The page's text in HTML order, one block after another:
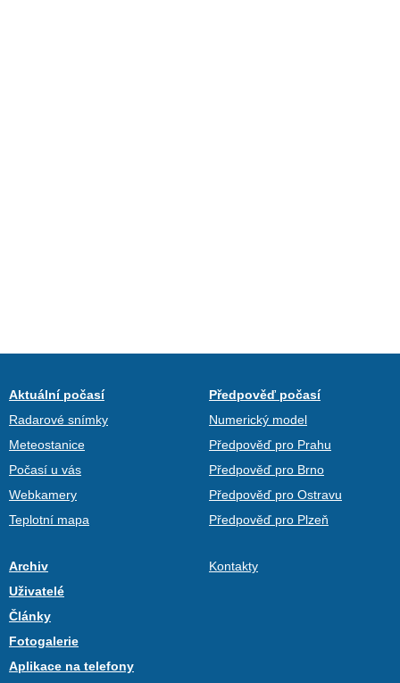
Aktuální počasí
Radarové snímky
Meteostanice
Počasí u vás
Webkamery
Teplotní mapa
Předpověď počasí
Numerický model
Předpověď pro Prahu
Předpověď pro Brno
Předpověď pro Ostravu
Předpověď pro Plzeň
Archiv
Uživatelé
Články
Fotogalerie
Aplikace na telefony
Kontakty